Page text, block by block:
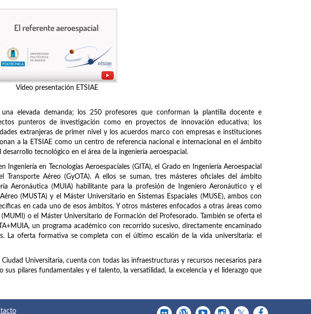
Vídeo presentación ETSIAE
elevada demanda; los 250 profesores que conforman la plantilla docente e
punteros de investigación como en proyectos de innovación educativa; los
extranjeras de primer nivel y los acuerdos marco con empresas e instituciones
a la ETSIAE como un centro de referencia nacional e internacional en el ámbito
tecnológico en el área de la ingeniería aeroespacial.
en Tecnologías Aeroespaciales (GITA), el Grado en Ingeniería Aeroespacial
Aéreo (GyOTA). A ellos se suman, tres másteres oficiales del ámbito
Aeronáutica (MUIA) habilitante para la profesión de Ingeniero Aeronáutico y el
(MUSTA) y el Máster Universitario en Sistemas Espaciales (MUSE), ambos con
en cada uno de esos ámbitos. Y otros másteres enfocados a otras áreas como
o el Máster Universitario de Formación del Profesorado. También se oferta el
un programa académico con recorrido sucesivo, directamente encaminado
La oferta formativa se completa con el último escalón de la vida universitaria: el
Universitaria, cuenta con todas las infraestructuras y recursos necesarios para
pilares fundamentales y el talento, la versatilidad, la excelencia y el liderazgo que